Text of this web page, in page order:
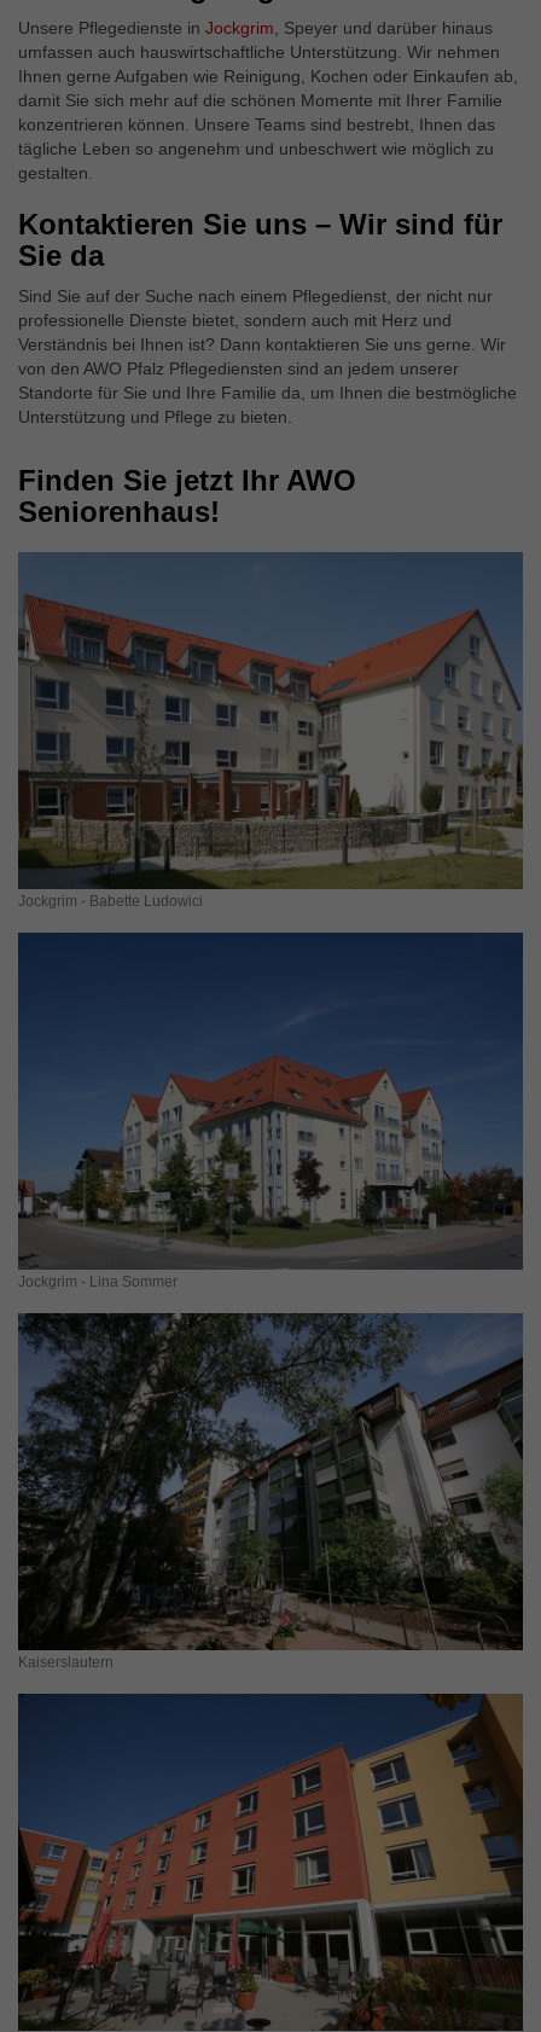
Unsere Pflegedienste in Jockgrim , Speyer und darüber hinaus
umfassen auch hauswirtschaftliche Unterstützung. Wir nehmen
Ihnen gerne Aufgaben wie Reinigung, Kochen oder Einkaufen ab,
damit Sie sich mehr auf die schönen Momente mit Ihrer Familie
konzentrieren können. Unsere Teams sind bestrebt, Ihnen das
tägliche Leben so angenehm und unbeschwert wie möglich zu
gestalten.
Kontaktieren Sie uns – Wir sind für
Sie da
Sind Sie auf der Suche nach einem Pflegedienst, der nicht nur
professionelle Dienste bietet, sondern auch mit Herz und
Verständnis bei Ihnen ist? Dann kontaktieren Sie uns gerne. Wir
von den AWO Pfalz Pflegediensten sind an jedem unserer
Standorte für Sie und Ihre Familie da, um Ihnen die bestmögliche
Unterstützung und Pflege zu bieten.
Finden Sie jetzt Ihr AWO
Seniorenhaus!
Jockgrim - Babette Ludowici
Jockgrim - Lina Sommer
Kaiserslautern